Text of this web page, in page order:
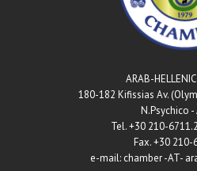
ARAB-
180-182 Kifissias Av.
N.Psychico -
Tel. +30 210-
Fax. +30 210-
e-mail: chamber -AT-